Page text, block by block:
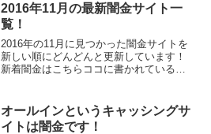
2016年11月の最新闇金サイト一
覧！
2016年の11月に見つかった闇金サイトを
新しい順にどんどんと更新しています！
新着闇金はこちらココに書かれているサ
のデータベースで確認できない、正規の
登録を行っていない...
オールインというキャッシングサ
イトは闇金です！